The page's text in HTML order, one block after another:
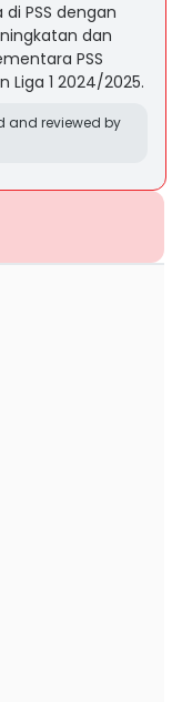
PSS dengan
dan
PSS
1 2024/2025.
and reviewed by